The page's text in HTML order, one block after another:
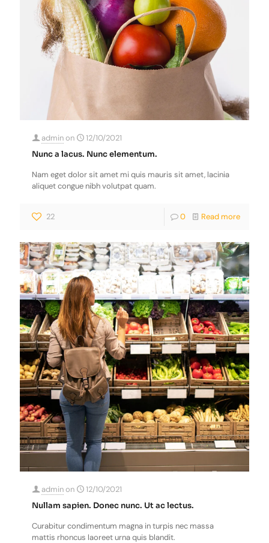
adminon
12/10/2021
Nunc a lacus. Nunc elementum.
Nam eget dolor sit amet mi quis mauris sit amet, lacinia
aliquet congue nibh volutpat quam.
22 0 Read more
adminon
12/10/2021
Nullam sapien. Donec nunc. Ut ac lectus.
Curabitur condimentum magna in turpis nec massa
mattis rhoncus laoreet urna quis blandit.